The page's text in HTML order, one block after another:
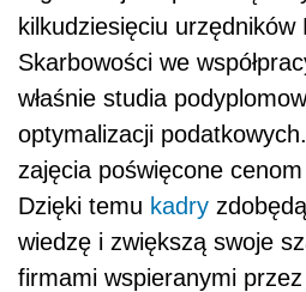
kilkudziesięciu urzędników
Skarbowości we
właśnie studia
optymalizacji
zajęcia poświęcone
Dzięki temu kadry
wiedzę i zwiększą swoje
firmami wspieranymi